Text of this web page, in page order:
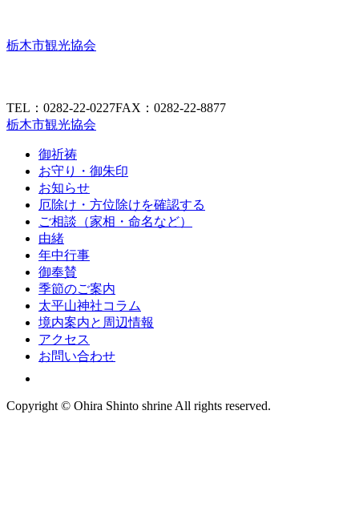
栃木市観光協会
TEL：0282-22-0227FAX：0282-22-8877
栃木市観光協会
御祈祷
お守り・御朱印
お知らせ
厄除け・方位除けを確認する
ご相談（家相・命名など）
由緒
年中行事
御奉賛
季節のご案内
太平山神社コラム
境内案内と周辺情報
アクセス
お問い合わせ
Copyright © Ohira Shinto shrine All rights reserved.